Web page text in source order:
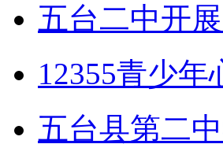
五台二中开
12355青少
五台县第二